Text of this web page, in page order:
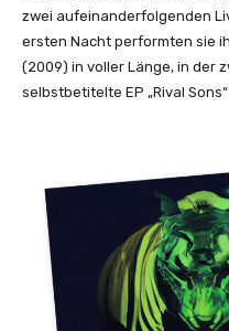
zwei aufeinanderfolgenden
ersten Nacht performten sie
(2009) in voller Länge, in der
selbstbetitelte EP „Rival Sons“